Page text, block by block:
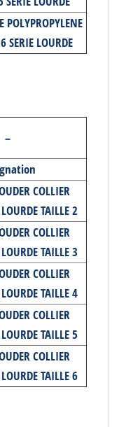
POLYPROPYLENE
SERIE LOURDE
–
COLLIER
TAILLE 2
COLLIER
TAILLE 3
COLLIER
TAILLE 4
COLLIER
TAILLE 5
COLLIER
TAILLE 6